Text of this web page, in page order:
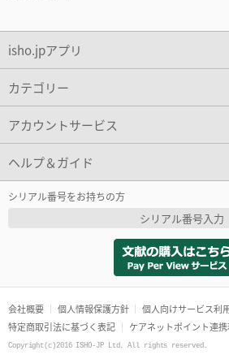
isho.jpアプリ
カテゴリー
アカウントサービス
ヘルプ＆ガイド
シリアル番号をお持ちの方
シリアル番号入力
会社概要 個人情報保護方針
個人向けサービス利
特定商取引法に基づく表記
ケアネットポイント連
Copyright(c)2016 ISHO-JP Ltd. All rights reserved.